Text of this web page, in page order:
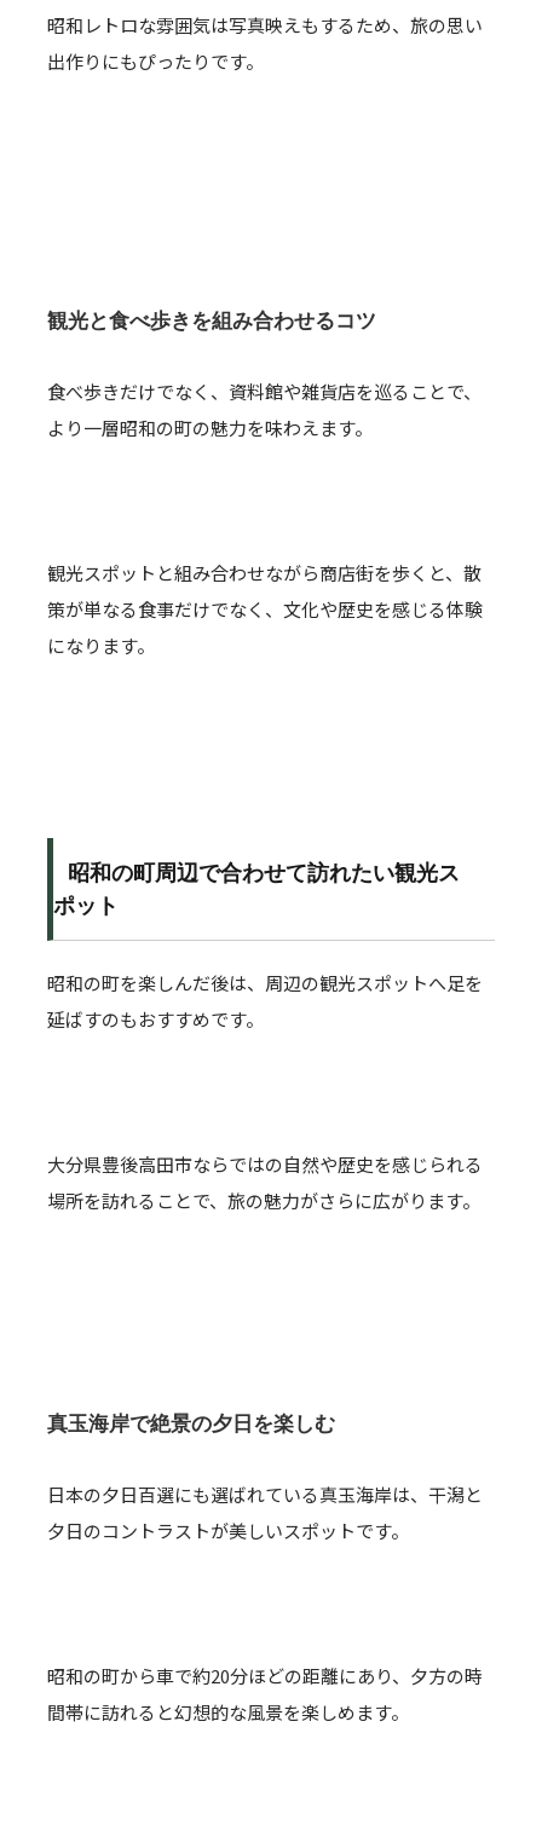
昭和レトロな雰囲気は写真映えもするため、旅の思い
出作りにもぴったりです。
観光と食べ歩きを組み合わせるコツ
食べ歩きだけでなく、資料館や雑貨店を巡ることで、
より一層昭和の町の魅力を味わえます。
観光スポットと組み合わせながら商店街を歩くと、散
策が単なる食事だけでなく、文化や歴史を感じる体験
になります。
昭和の町周辺で合わせて訪れたい観光ス
ポット
昭和の町を楽しんだ後は、周辺の観光スポットへ足を
延ばすのもおすすめです。
大分県豊後高田市ならではの自然や歴史を感じられる
場所を訪れることで、旅の魅力がさらに広がります。
真玉海岸で絶景の夕日を楽しむ
日本の夕日百選にも選ばれている真玉海岸は、干潟と
夕日のコントラストが美しいスポットです。
昭和の町から車で約20分ほどの距離にあり、夕方の時
間帯に訪れると幻想的な風景を楽しめます。